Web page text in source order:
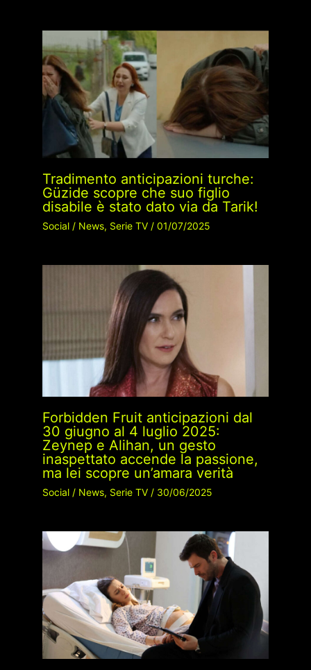
Tradimento anticipazioni turche:
Güzide scopre che suo figlio
disabile è stato dato via da Tarik!
Social/ News, Serie TV/ 01/07/2025
Forbidden Fruit anticipazioni dal
30 giugno al 4 luglio 2025:
Zeynep e Alihan, un gesto
inaspettato accende la passione,
ma lei scopre un’amara verità
Social/ News, Serie TV/ 30/06/2025